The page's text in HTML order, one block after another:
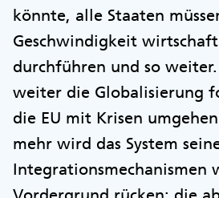
könnte, alle Staaten
Geschwindigkeit
durchführen und so
weiter die Globalisierung
die EU mit Krisen
mehr wird das System
Integrationsmechanismen